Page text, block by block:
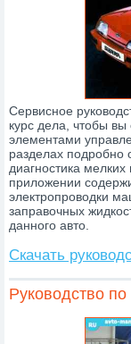
Сервисное
курс дела, чтобы вы
элементами
разделах подробно
диагностика
приложении
электропроводки
заправочных
данного авто.
Скачать
Руководство